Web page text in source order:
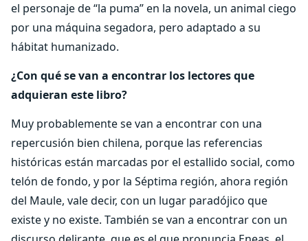
el personaje de “la puma” en la novela, un animal ciego
por una máquina segadora, pero adaptado a su
hábitat humanizado.
¿Con qué se van a encontrar los lectores que
adquieran este libro?
Muy probablemente se van a encontrar con una
repercusión bien chilena, porque las referencias
históricas están marcadas por el estallido social, como
telón de fondo, y por la Séptima región, ahora región
del Maule, vale decir, con un lugar paradójico que
existe y no existe. También se van a encontrar con un